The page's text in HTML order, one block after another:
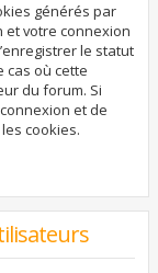
générés par
et votre connexion
le statut
cas où cette
du forum. Si
et de
cookies.